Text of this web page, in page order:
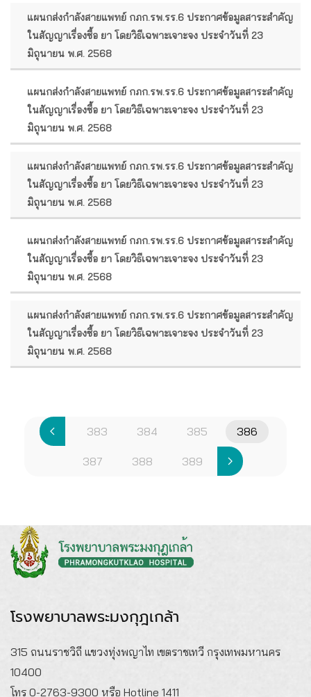
แผนกส่งกำลังสายแพทย์ กภก.รพ.รร.6 ประกาศข้อมูลสาระสำคัญ
ในสัญญาเรื่องซื้อ ยา โดยวิธีเฉพาะเจาะจง ประจำวันที่ 23
มิถุนายน พ.ศ. 2568
แผนกส่งกำลังสายแพทย์ กภก.รพ.รร.6 ประกาศข้อมูลสาระสำคัญ
ในสัญญาเรื่องซื้อ ยา โดยวิธีเฉพาะเจาะจง ประจำวันที่ 23
มิถุนายน พ.ศ. 2568
แผนกส่งกำลังสายแพทย์ กภก.รพ.รร.6 ประกาศข้อมูลสาระสำคัญ
ในสัญญาเรื่องซื้อ ยา โดยวิธีเฉพาะเจาะจง ประจำวันที่ 23
มิถุนายน พ.ศ. 2568
แผนกส่งกำลังสายแพทย์ กภก.รพ.รร.6 ประกาศข้อมูลสาระสำคัญ
ในสัญญาเรื่องซื้อ ยา โดยวิธีเฉพาะเจาะจง ประจำวันที่ 23
มิถุนายน พ.ศ. 2568
แผนกส่งกำลังสายแพทย์ กภก.รพ.รร.6 ประกาศข้อมูลสาระสำคัญ
ในสัญญาเรื่องซื้อ ยา โดยวิธีเฉพาะเจาะจง ประจำวันที่ 23
มิถุนายน พ.ศ. 2568
383 384 385 386
387 388 389
โรงพยาบาลพระมงกุฎเกล้า
315 ถนนราชวิถี แขวงทุ่งพญาไท เขตราชเทวี กรุงเทพมหานคร
10400
โทร 0-2763-9300 หรือ Hotline 1411